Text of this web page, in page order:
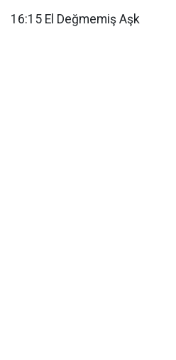
16:15 El Değmemiş Aşk